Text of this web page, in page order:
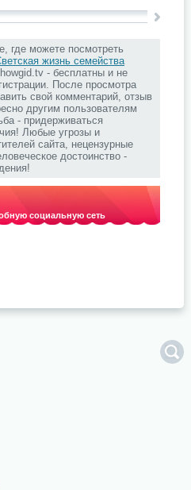
где можете посмотреть
жизнь семейства
- бесплатны и не
После просмотра
свой комментарий, отзыв
другим пользователям
- придерживаться
Любые угрозы и
сайта, нецензурные
достоинство -
социальную сеть